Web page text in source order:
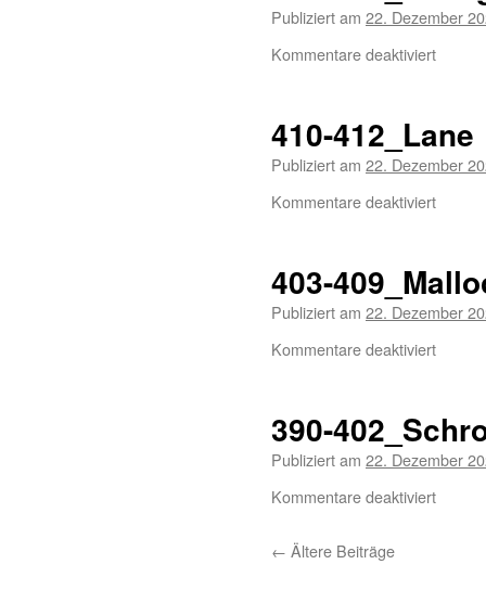
Publiziert am 22. Dezember
Kommentare deaktiviert
410-412_Lane
Publiziert am 22. Dezember
Kommentare deaktiviert
403-
Publiziert am 22. Dezember
Kommentare deaktiviert
390-
Publiziert am 22. Dezember
Kommentare deaktiviert
← Ältere Beiträge